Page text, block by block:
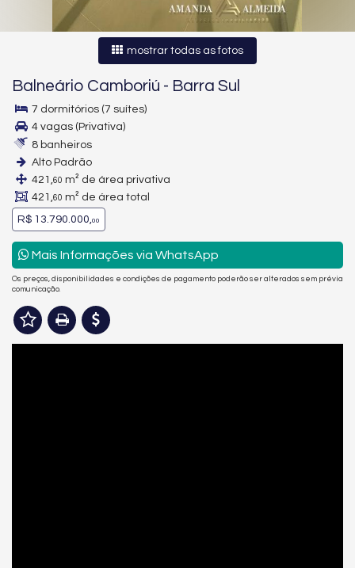
mostrar todas as fotos
Balneário Camboriú - Barra Sul
7 dormitórios (7 suítes)
4 vagas (Privativa)
8 banheiros
Alto Padrão
421,60 m² de área privativa
421,60 m² de área total
R$ 13.790.000,00
Mais Informações via WhatsApp
Os preços, disponibilidades e condições de pagamento poderão ser alterados sem prévia
comunicação.